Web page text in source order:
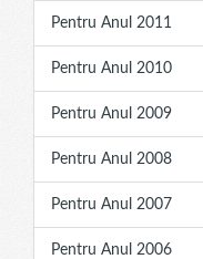
Pentru Anul 2011
Pentru Anul 2010
Pentru Anul 2009
Pentru Anul 2008
Pentru Anul 2007
Pentru Anul 2006